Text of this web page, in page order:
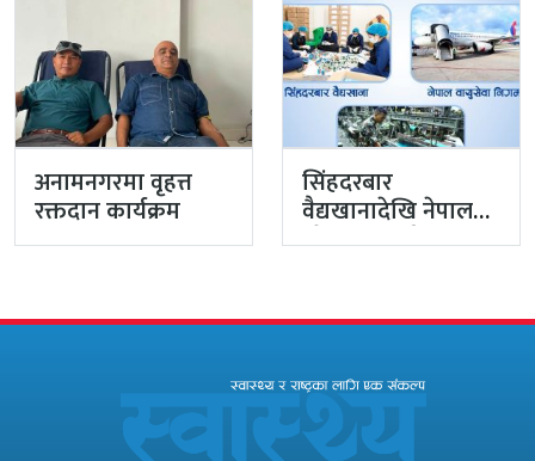
अनामनगरमा वृहत्त
रक्तदान कार्यक्रम
सिंहदरबार
वैद्यखानादेखि नेपाल
औषधि लिमिटेडसम्म